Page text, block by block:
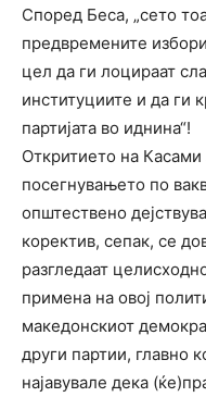
Според Беса, „сето
предвремените
цел да ги лоцираат
институциите и да ги
партијата во иднина“!
Откритието на Касами
посегнувањето по
општествено
коректив, сепак, се
разгледаат
примена на овој
македонскиот
други партии, главно
најавувале дека